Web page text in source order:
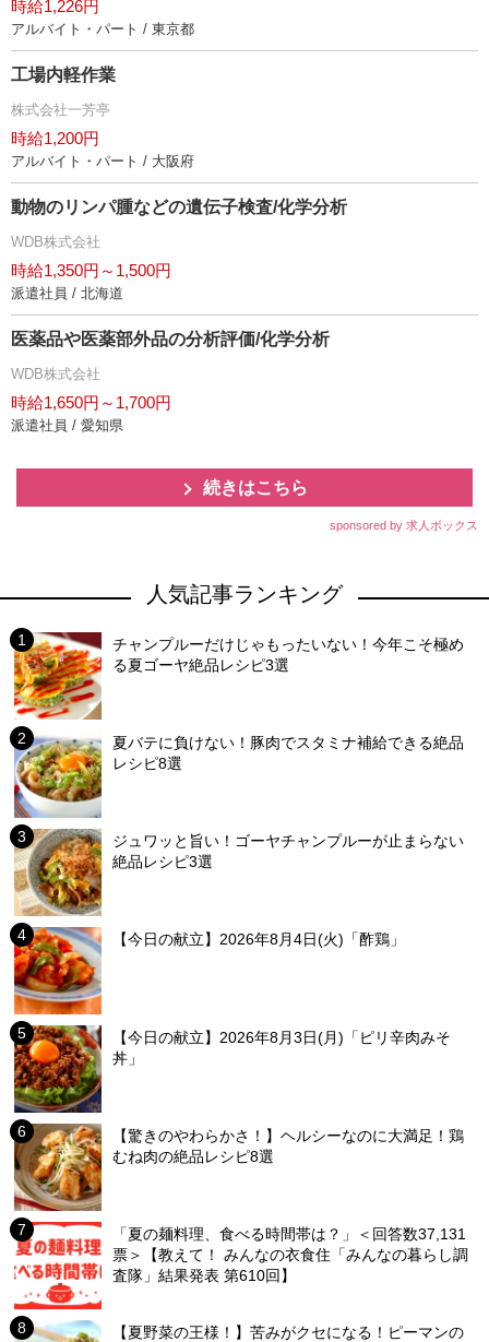
時給1,226円
アルバイト・パート / 東京都
工場内軽作業
株式会社一芳亭
時給1,200円
アルバイト・パート / 大阪府
動物のリンパ腫などの遺伝子検査/化学分析
WDB株式会社
時給1,350円～1,500円
派遣社員 / 北海道
医薬品や医薬部外品の分析評価/化学分析
WDB株式会社
時給1,650円～1,700円
派遣社員 / 愛知県
続きはこちら
sponsored by 求人ボックス
人気記事ランキング
チャンプルーだけじゃもったいない！今年こそ極め
る夏ゴーヤ絶品レシピ3選
夏バテに負けない！豚肉でスタミナ補給できる絶品
レシピ8選
ジュワッと旨い！ゴーヤチャンプルーが止まらない
絶品レシピ3選
【今日の献立】2026年8月4日(火)「酢鶏」
【今日の献立】2026年8月3日(月)「ピリ辛肉みそ
丼」
【驚きのやわらかさ！】ヘルシーなのに大満足！鶏
むね肉の絶品レシピ8選
「夏の麺料理、食べる時間帯は？」＜回答数37,131
票＞【教えて！ みんなの衣食住「みんなの暮らし調
査隊」結果発表 第610回】
【夏野菜の王様！】苦みがクセになる！ピーマンの